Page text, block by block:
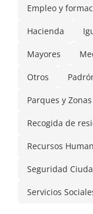
Empleo y
Hacienda
Mayores
Otros
Parques y
Recogida de
Recursos
Seguridad
Servicios